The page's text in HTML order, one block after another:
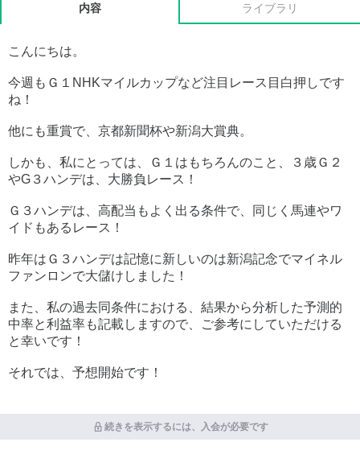
内容 ライブラリ
こんにちは。
今週もＧ１NHKマイルカップなど注目レース目白押しです
ね！
他にも重賞で、京都新聞杯や新潟大賞典。
しかも、私にとっては、Ｇ１はもちろんのこと、３歳Ｇ２
やG３ハンデは、大勝負レース！
Ｇ３ハンデは、高配当もよく出る条件で、同じく馬連やワ
イドもあるレース！
昨年はＧ３ハンデは記憶に新しいのは新潟記念でマイネル
ファンロンで大儲けしました！
また、私の過去同条件における、結果から分析した予測的
中率と利益率も記載しますので、ご参考にしていただける
と幸いです！
それでは、予想開始です！
続きを表示するには、入会が必要です